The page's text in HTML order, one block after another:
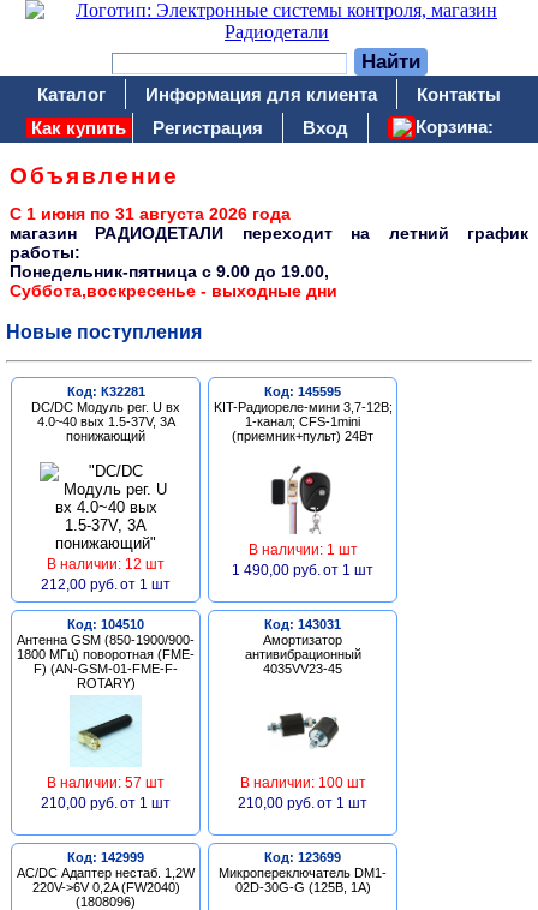
Каталог Информация для клиента
Контакты
Как купить
Регистрация Вход Корзина:
Объявление
С 1 июня по 31 августа 2026 года
магазин РАДИОДЕТАЛИ переходит на летний график
работы:
Понедельник-пятница c 9.00 до 19.00,
Суббота,воскресенье - выходные дни
Новые поступления
Код: К32281
DC/DC Модуль рег. U вх
4.0~40 вых 1.5-37V, 3A
понижающий
В наличии: 12 шт
212,00 руб. от 1 шт
Код: 145595
KIT-Радиореле-мини 3,7-12В;
1-канал; CFS-1mini
(приемник+пульт) 24Вт
В наличии: 1 шт
1 490,00 руб. от 1 шт
Код: 104510
Антенна GSM (850-1900/900-
1800 МГц) поворотная (FME-
F) (AN-GSM-01-FME-F-
ROTARY)
В наличии: 57 шт
210,00 руб. от 1 шт
Код: 143031
Амортизатор
антивибрационный
4035VV23-45
В наличии: 100 шт
210,00 руб. от 1 шт
Код: 142999
AC/DC Адаптер нестаб. 1,2W
220V->6V 0,2A (FW2040)
(1808096)
Код: 123699
Микропереключатель DM1-
02D-30G-G (125В, 1А)